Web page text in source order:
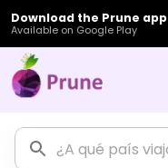
Download the Prune app
Available on Google Play